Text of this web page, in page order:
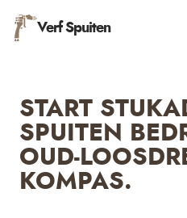
Verf Spuiten
START
SPUITEN
OUD-
KOMPAS.